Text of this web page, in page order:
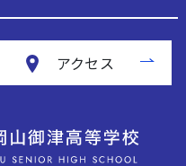
アクセス